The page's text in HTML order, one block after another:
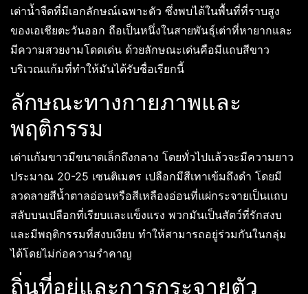
เต่าน้ำจืดที่มีเอกลักษณ์เฉพาะตัว ซึ่งพบได้ในพื้นที่ที่ราบสูง
ของเอเชียตะวันออก ถือเป็นหนึ่งในสายพันธุ์เต่าที่หายากและ
มีความสวยงามโดดเด่น ด้วยลักษณะเด่นคือมีแถบสีขาว
บริเวณแก้มที่ทำให้มันได้รับชื่อเรียกนี้
ลักษณะทางกายภาพและ
พฤติกรรม
เต่าแก้มขาวมีขนาดเล็กถึงกลาง โดยทั่วไปแล้วจะมีความยาว
ประมาณ 20-25 เซนติเมตร เปลือกมีสีเทาเข้มถึงดำ โดยมี
ลวดลายสีน้ำตาลอ่อนหรือสีเหลืองอ่อนที่แผ่กระจายเป็นแถบ
สลับบนเปลือกที่เรียบและแข็งแรง พวกมันเป็นสัตว์ที่รักสงบ
และมีพฤติกรรมที่สงบเงียบ ทำให้สามารถอยู่ร่วมกันในกลุ่ม
ได้โดยไม่ก่อความรำคาญ
ถิ่นที่อยู่และการกระจายตัว